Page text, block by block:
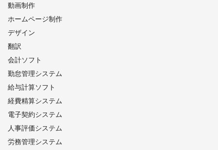
動画制作
ホームページ制作
デザイン
翻訳
会計ソフト
勤怠管理システム
給与計算ソフト
経費精算システム
電子契約システム
人事評価システム
労務管理システム